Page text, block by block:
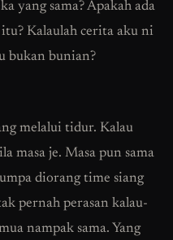
yang sama? Apakah ada
Kalaulah cerita aku ni
bukan bunian?
melalui tidur. Kalau
masa je. Masa pun sama
diorang time siang
pernah perasan kalau-
nampak sama. Yang